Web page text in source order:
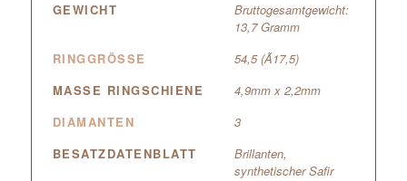
GEWICHT
Bruttogesamtgewicht:
13,7 Gramm
RINGGRÖSSE
54,5 (Ã17,5)
MASSE RINGSCHIENE
4,9mm x 2,2mm
DIAMANTEN
3
BESATZDATENBLATT
Brillanten,
synthetischer Safir